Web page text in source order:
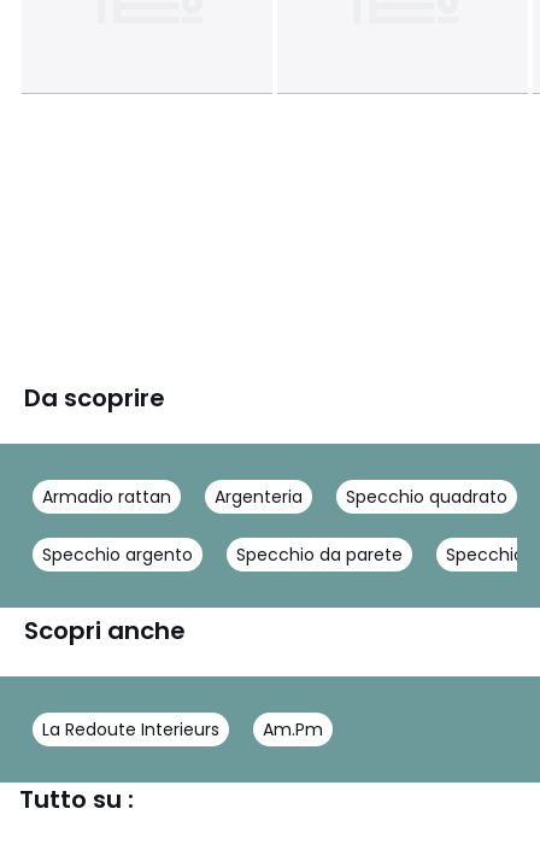
Da scoprire
Armadio rattan Argenteria Specchio quadrato
Specchio argento Specchio da parete Specchio
Scopri anche
La Redoute Interieurs Am.Pm
Tutto su :